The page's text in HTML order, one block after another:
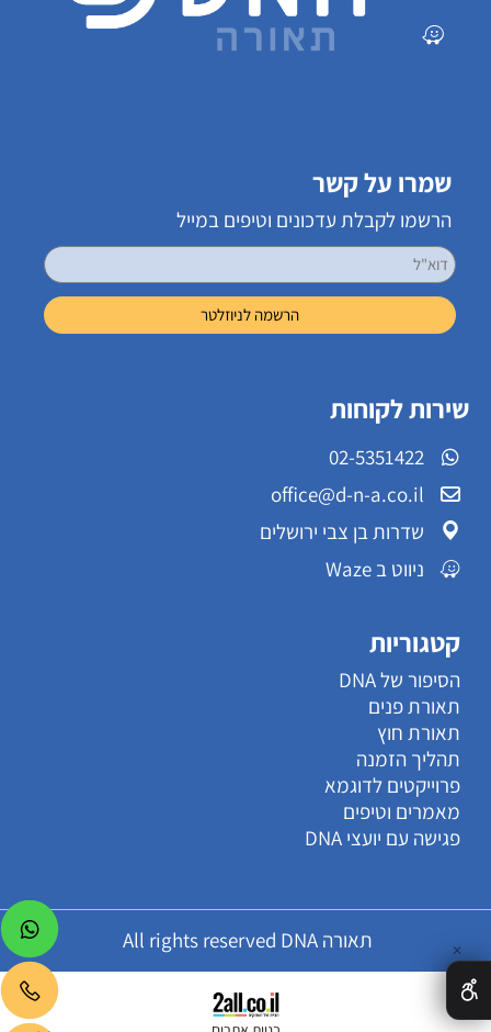
שמרו על קשר
הרשמו לקבלת עדכונים וטיפים במייל
שירות לקוחות
02-5351422
office@d-n-a.co.il
שדרות בן צבי ירושלים
ניווט ב Waze
קטגוריות
הסיפור של DNA
תאורת פנים
תאורת חוץ
תהליך הזמנה
פרוייקטים לדוגמא
מאמרים וטיפים
פגישה עם יועצי DNA
תאורה All rights reserved DNA ✕